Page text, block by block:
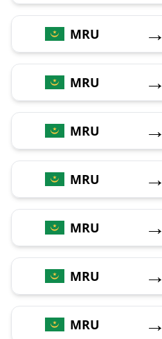
MRU →
MRU →
MRU →
MRU →
MRU →
MRU →
MRU →